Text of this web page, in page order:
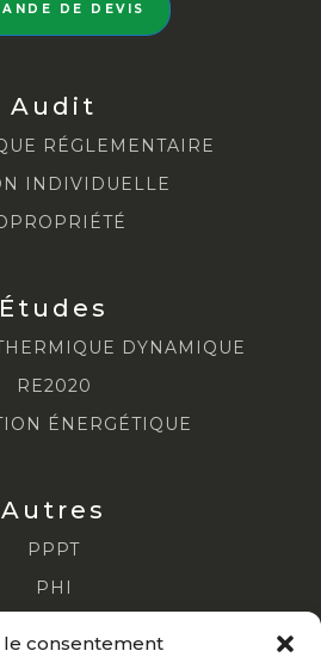
le consentement
DE DEVIS
Audit
RÉGLEMENTAIRE
INDIVIDUELLE
Études
DYNAMIQUE
RE2020
ÉNERGÉTIQUE
Autres
PPPT
PHI